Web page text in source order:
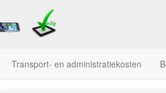
Transport- en administratiekosten